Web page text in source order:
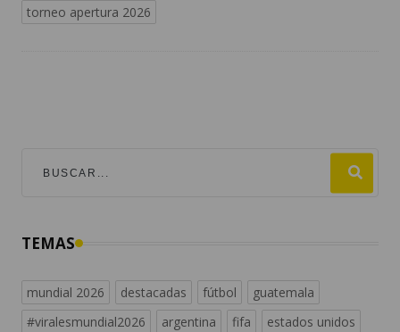
torneo apertura 2026
TEMAS
mundial 2026 destacadas fútbol
guatemala
#viralesmundial2026
argentina fifa
estados unidos